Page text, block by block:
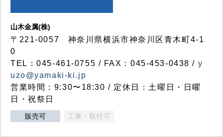
山木金属(株)
〒221-0057 神奈川県横浜市神奈川区青木町4-1
0
TEL：045-461-0755 / FAX：045-453-0438 / y
uzo@yamaki-ki.jp
営業時間：9:30〜18:30 / 定休日：土曜日・日曜
日・祝祭日
販売可 工事・取付可